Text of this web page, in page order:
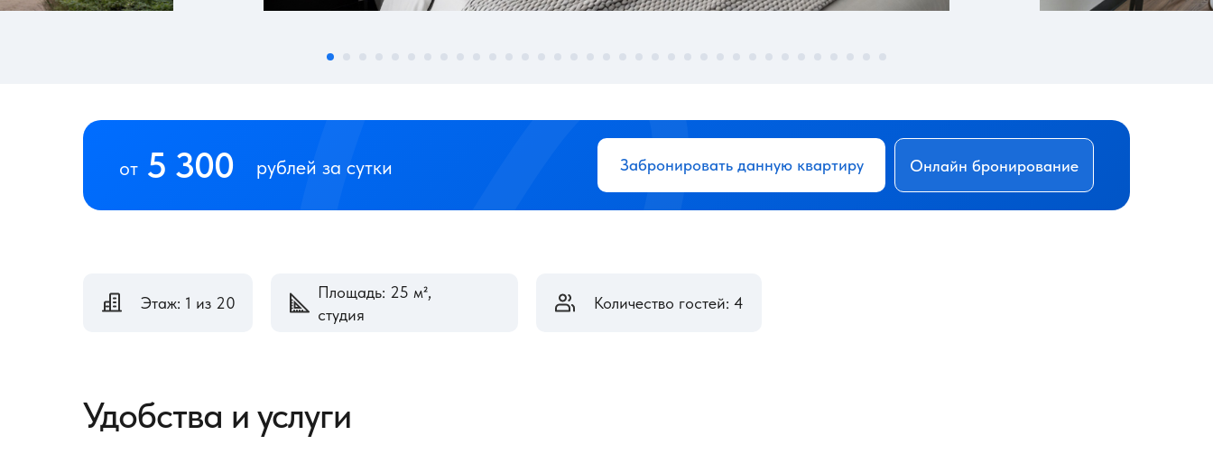
от рублей за сутки
5 300 Забронировать данную квартиру Онлайн бронирование
Этаж: 1 из 20
Площадь: 25 м²,
студия
Количество гостей: 4
Удобства и услуги